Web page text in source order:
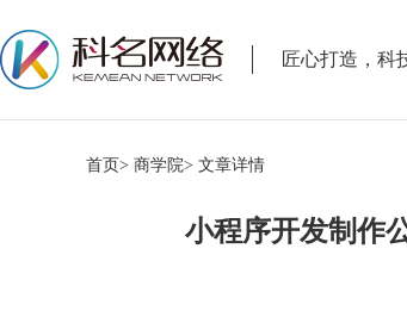
匠心打造，科
首页> 商学院> 文章详情
小程序开发制作